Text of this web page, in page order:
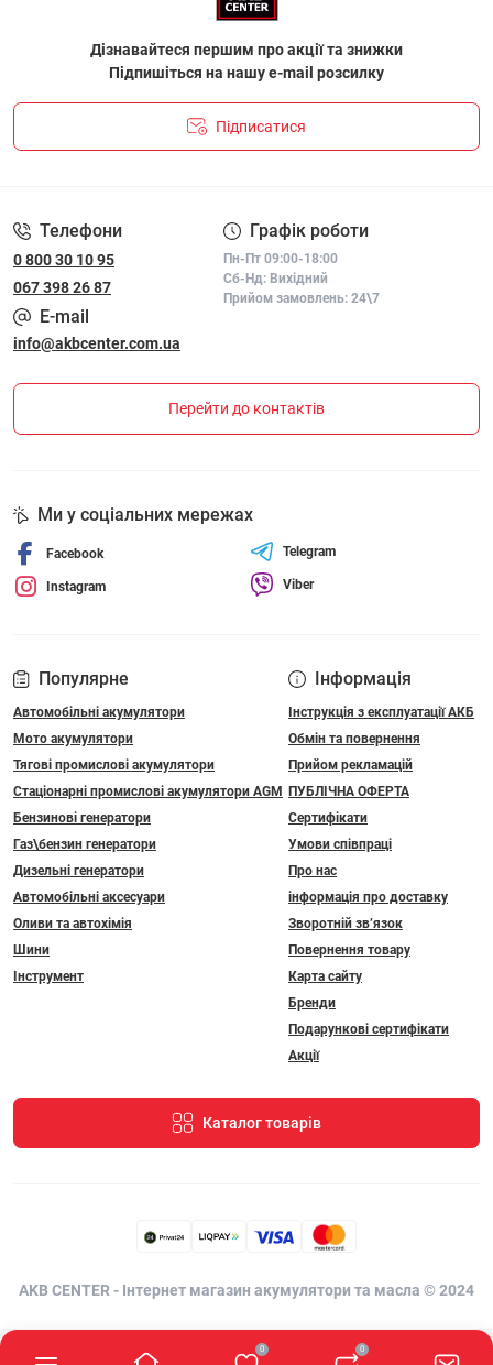
0 0
Дізнавайтеся першим про акції та знижки
Підпишіться на нашу e-mail розсилку
Підписатися
Телефони
0 800 30 10 95
067 398 26 87
Графік роботи
Пн-Пт 09:00-18:00
Сб-Нд: Вихідний
Прийом замовлень: 24\7
E-mail
info@akbcenter.com.ua
Перейти до контактів
Популярне
Автомобільні акумулятори
Мото акумулятори
Тягові промислові акумулятори
Стаціонарні промислові акумулятори АGM
Бензинові генератори
Газ\бензин генератори
Дизельні генератори
Автомобільні аксесуари
Оливи та автохімія
Шини
Інструмент
Інформація
Інструкція з експлуатації АКБ
Обмін та повернення
Прийом рекламацій
ПУБЛІЧНА ОФЕРТА
Сертифікати
Умови співпраці
Про нас
інформація про доставку
Зворотній зв’язок
Повернення товару
Карта сайту
Бренди
Подарункові сертифікати
Акції
Каталог товарів
Ми у соціальних мережах
Facebook
Instagram
Telegram
Viber
AKB CENTER - Інтернет магазин акумулятори та масла © 2024